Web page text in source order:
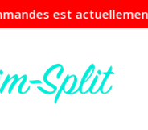
plus long